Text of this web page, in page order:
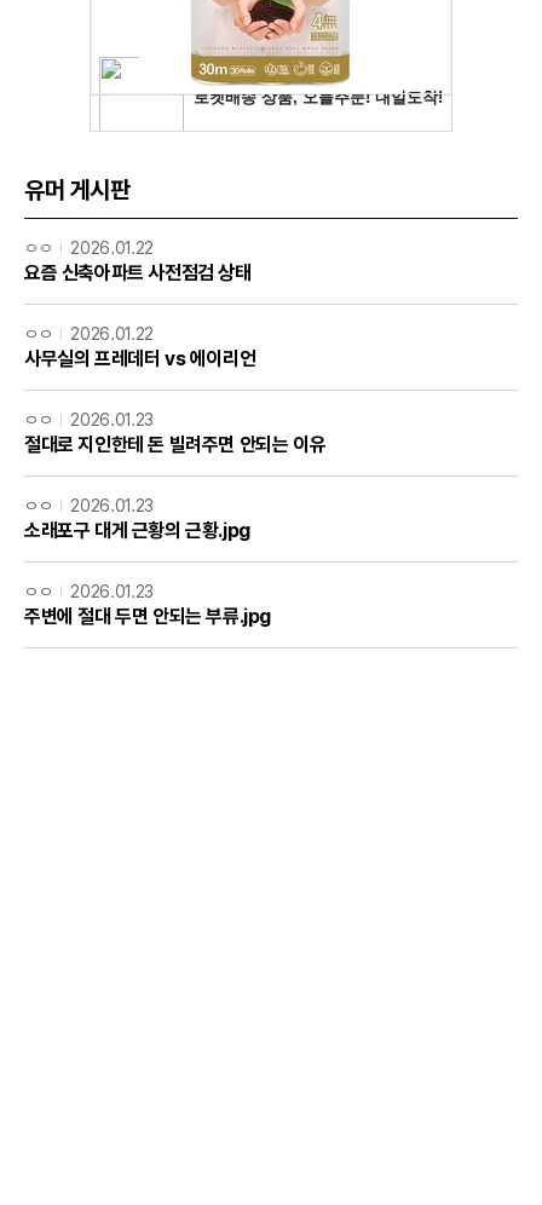
유머 게시판
ㅇㅇ 2026.01.22
요즘 신축아파트 사전점검 상태
ㅇㅇ 2026.01.22
사무실의 프레데터 vs 에이리언
ㅇㅇ 2026.01.23
절대로 지인한테 돈 빌려주면 안되는 이유
ㅇㅇ 2026.01.23
소래포구 대게 근황의 근황.jpg
ㅇㅇ 2026.01.23
주변에 절대 두면 안되는 부류.jpg